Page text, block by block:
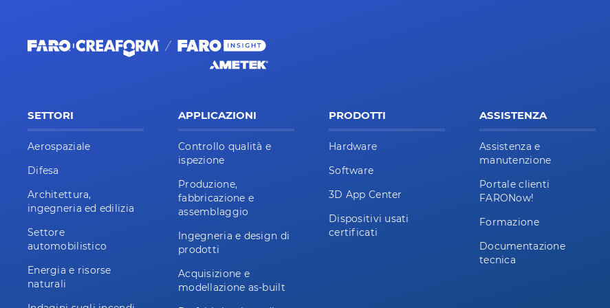
SETTORI
Aerospaziale
Difesa
Architettura,
ingegneria ed edilizia
Settore
automobilistico
Energia e risorse
naturali
APPLICAZIONI
Controllo qualità e
ispezione
Produzione,
fabbricazione e
assemblaggio
Ingegneria e design di
prodotti
Acquisizione e
modellazione as-built
PRODOTTI
Hardware
Software
3D App Center
Dispositivi usati
certificati
ASSISTENZA
Assistenza e
manutenzione
Portale clienti
FARONow!
Formazione
Documentazione
tecnica